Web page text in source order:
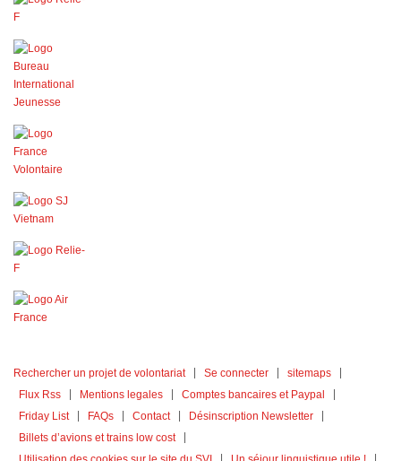
Rechercher un projet de volontariat Se connecter
sitemaps
Flux Rss
Mentions legales
Comptes bancaires et Paypal
Friday List
FAQs Contact
Désinscription Newsletter
Billets d’avions et trains low cost